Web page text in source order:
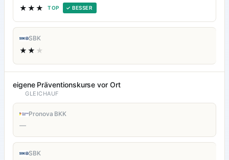
★★★ TOP ✓ BESSER
SBK
★★ ★
eigene Präventionskurse vor Ort
GLEICHAUF
Pronova BKK
—
SBK